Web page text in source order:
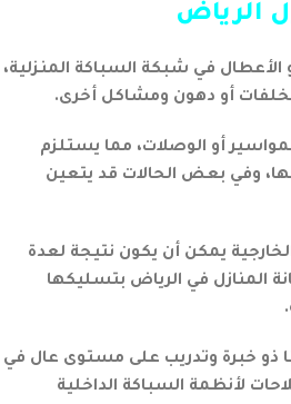
الرياض
في شبكة السباكة المنزلية،
أو دهون ومشاكل أخرى.
أو الوصلات، مما يستلزم
وفي بعض الحالات قد يتعين
يمكن أن يكون نتيجة لعدة
المنازل في الرياض بتسليكها
ذو خبرة وتدريب على مستوى عال في
لأنظمة السباكة الداخلية